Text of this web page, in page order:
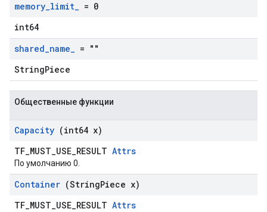
memory_limit_ = 0
int64
shared_name_ = ""
StringPiece
Общественные функции
Capacity (int64 x)
TF_MUST_USE_RESULT Attrs
По умолчанию 0.
Container (StringPiece x)
TF_MUST_USE_RESULT Attrs